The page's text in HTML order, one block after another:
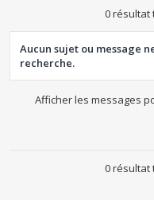
0 résultat
Aucun sujet ou message
recherche.
Afficher les messages
0 résultat